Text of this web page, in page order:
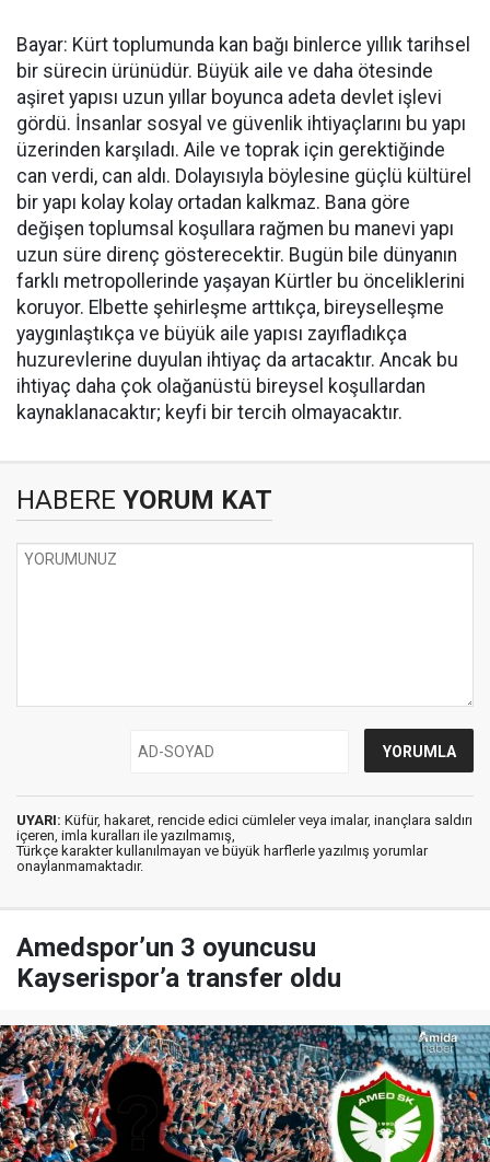
Bayar: Kürt toplumunda kan bağı binlerce yıllık tarihsel
bir sürecin ürünüdür. Büyük aile ve daha ötesinde
aşiret yapısı uzun yıllar boyunca adeta devlet işlevi
gördü. İnsanlar sosyal ve güvenlik ihtiyaçlarını bu yapı
üzerinden karşıladı. Aile ve toprak için gerektiğinde
can verdi, can aldı. Dolayısıyla böylesine güçlü kültürel
bir yapı kolay kolay ortadan kalkmaz. Bana göre
değişen toplumsal koşullara rağmen bu manevi yapı
uzun süre direnç gösterecektir. Bugün bile dünyanın
farklı metropollerinde yaşayan Kürtler bu önceliklerini
koruyor. Elbette şehirleşme arttıkça, bireyselleşme
yaygınlaştıkça ve büyük aile yapısı zayıfladıkça
huzurevlerine duyulan ihtiyaç da artacaktır. Ancak bu
ihtiyaç daha çok olağanüstü bireysel koşullardan
kaynaklanacaktır; keyfi bir tercih olmayacaktır.
HABERE YORUM KAT
UYARI: Küfür, hakaret, rencide edici cümleler veya imalar, inançlara saldırı
içeren, imla kuralları ile yazılmamış,
Türkçe karakter kullanılmayan ve büyük harflerle yazılmış yorumlar
onaylanmamaktadır.
Amedspor’un 3 oyuncusu
Kayserispor’a transfer oldu